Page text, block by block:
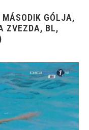
GÓLJA,
ZVEZDA, BL,